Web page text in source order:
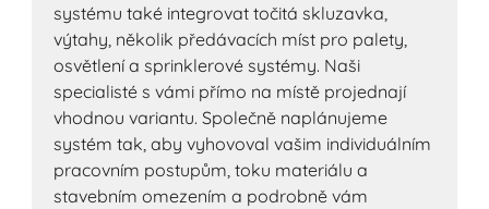
systému také integrovat točitá skluzavka,
výtahy, několik předávacích míst pro palety,
osvětlení a sprinklerové systémy. Naši
specialisté s vámi přímo na místě projednají
vhodnou variantu. Společně naplánujeme
systém tak, aby vyhovoval vašim individuálním
pracovním postupům, toku materiálu a
stavebním omezením a podrobně vám